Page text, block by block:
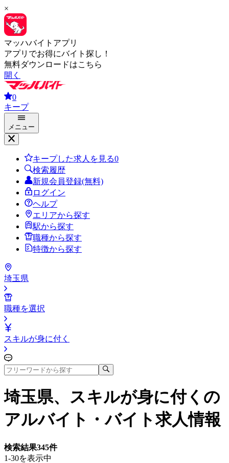
×
マッハバイトアプリ
アプリでお得にバイト探し！
無料ダウンロードはこちら
開く
0
キープ
メニュー
キープした求人を見る0
検索履歴
新規会員登録(無料)
ログイン
ヘルプ
エリアから探す
駅から探す
職種から探す
特徴から探す
埼玉県
職種を選択
スキルが身に付く
埼玉県、スキルが身に付く の
アルバイト・バイト求人情報
検索結果345件
1-30を表示中